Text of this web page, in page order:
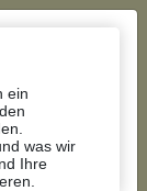
ein
was wir
Ihre